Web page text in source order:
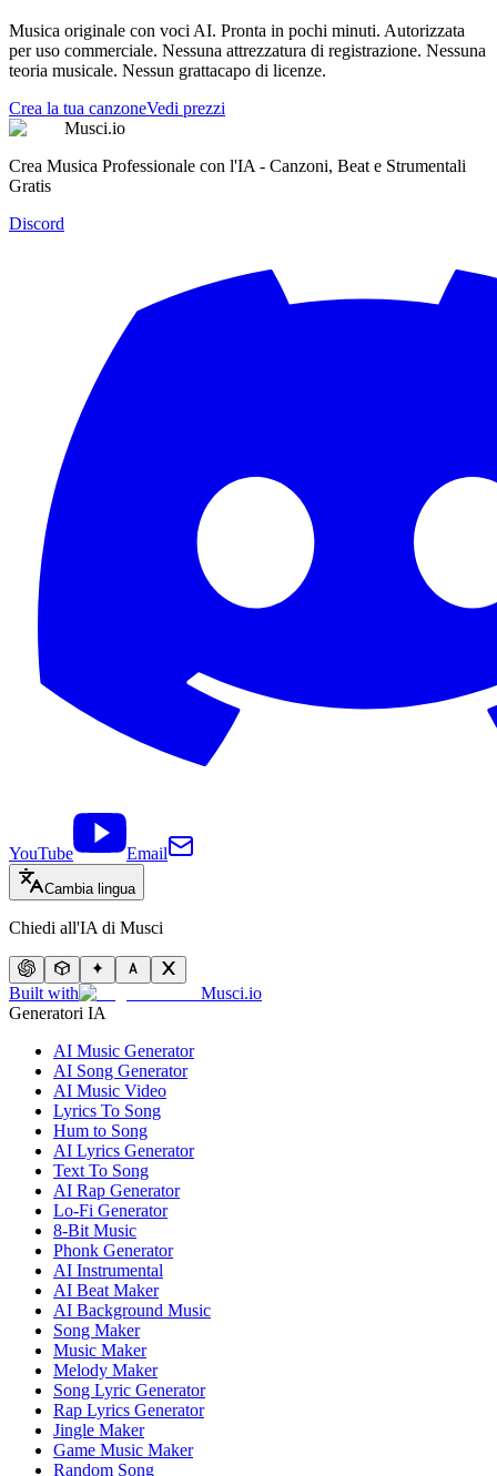
Musica originale con voci AI. Pronta in pochi minuti. Autorizzata
per uso commerciale. Nessuna attrezzatura di registrazione. Nessuna
teoria musicale. Nessun grattacapo di licenze.
Crea la tua canzoneVedi prezzi
Musci.io
Crea Musica Professionale con l'IA - Canzoni, Beat e Strumentali
Gratis
Discord
YouTube Email
Cambia lingua
Chiedi all'IA di Musci
Built with
Musci.io
Generatori IA
AI Music Generator
AI Song Generator
AI Music Video
Lyrics To Song
Hum to Song
AI Lyrics Generator
Text To Song
AI Rap Generator
Lo-Fi Generator
8-Bit Music
Phonk Generator
AI Instrumental
AI Beat Maker
AI Background Music
Song Maker
Music Maker
Melody Maker
Song Lyric Generator
Rap Lyrics Generator
Jingle Maker
Game Music Maker
Random Song